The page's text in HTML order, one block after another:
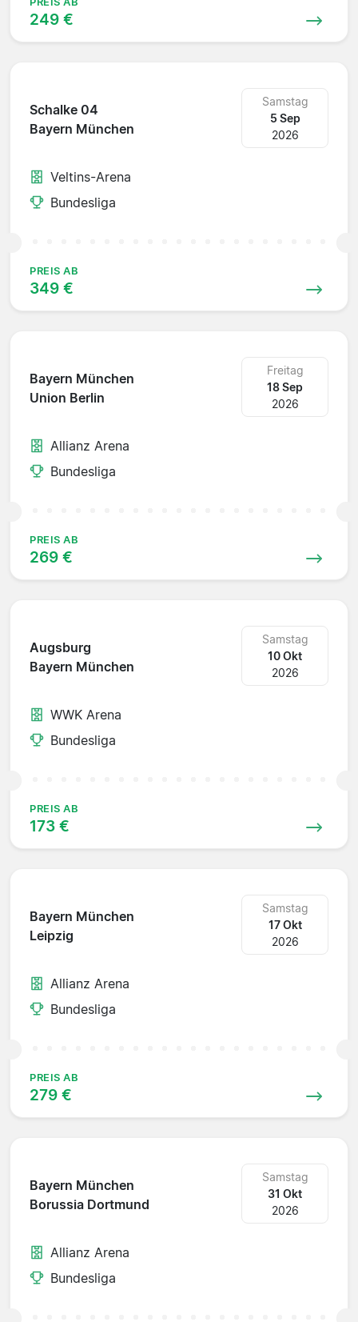
249 €
Schalke 04
Bayern München
Samstag
5 Sep
2026
Veltins-Arena
Bundesliga
PREIS AB
349 €
Bayern München
Union Berlin
Freitag
18 Sep
2026
Allianz Arena
Bundesliga
PREIS AB
269 €
Augsburg
Bayern München
Samstag
10 Okt
2026
WWK Arena
Bundesliga
PREIS AB
173 €
Bayern München
Leipzig
Samstag
17 Okt
2026
Allianz Arena
Bundesliga
PREIS AB
279 €
Bayern München
Borussia Dortmund
Samstag
31 Okt
2026
Allianz Arena
Bundesliga